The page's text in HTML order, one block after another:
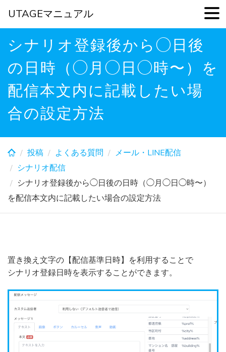
Skip
content
シナリオ登録後から◯日後
の日時（◯月◯日◯時〜）を
配信本文内に記載したい場
合の設定方法
投稿 よくある質問
メール・LINE配信
シナリオ配信
シナリオ登録後から◯日後の日時（◯月◯日◯時〜）
を配信本文内に記載したい場合の設定方法
置き換え文字の【配信基準日時】を利用することで
シナリオ登録日時を表示することができます。
UTAGEマニュアル